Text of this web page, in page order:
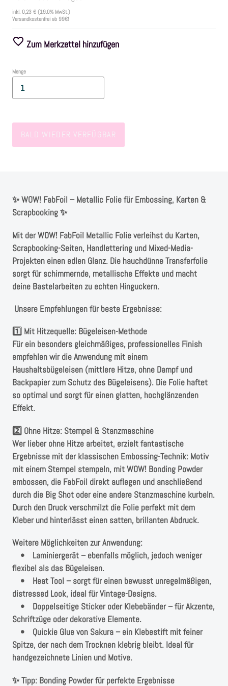
Frühling/Ostern
SALE
Instagram
Kranzliebe
inkl. 0,23 € (19.0% MwSt.)
Versandkostenfrei ab 99€!
Zum Merkzettel hinzufügen
Menge
BALD WIEDER VERFÜGBAR
✨ WOW! FabFoil – Metallic Folie für Embossing, Karten &
Scrapbooking ✨
Mit der WOW! FabFoil Metallic Folie verleihst du Karten,
Scrapbooking-Seiten, Handlettering und Mixed-Media-
Projekten einen edlen Glanz. Die hauchdünne Transferfolie
sorgt für schimmernde, metallische Effekte und macht
deine Bastelarbeiten zu echten Hinguckern.
Unsere Empfehlungen für beste Ergebnisse:
1️⃣ Mit Hitzequelle: Bügeleisen-Methode
Für ein besonders gleichmäßiges, professionelles Finish
empfehlen wir die Anwendung mit einem
Haushaltsbügeleisen (mittlere Hitze, ohne Dampf und
Backpapier zum Schutz des Bügeleisens). Die Folie haftet
so optimal und sorgt für einen glatten, hochglänzenden
Effekt.
2️⃣ Ohne Hitze: Stempel & Stanzmaschine
Wer lieber ohne Hitze arbeitet, erzielt fantastische
Ergebnisse mit der klassischen Embossing-Technik: Motiv
mit einem Stempel stempeln, mit WOW! Bonding Powder
embossen, die FabFoil direkt auflegen und anschließend
durch die Big Shot oder eine andere Stanzmaschine kurbeln.
Durch den Druck verschmilzt die Folie perfekt mit dem
Kleber und hinterlässt einen satten, brillanten Abdruck.
Weitere Möglichkeiten zur Anwendung:
• Laminiergerät – ebenfalls möglich, jedoch weniger
flexibel als das Bügeleisen.
• Heat Tool – sorgt für einen bewusst unregelmäßigen,
distressed Look, ideal für Vintage-Designs.
• Doppelseitige Sticker oder Klebebänder – für Akzente,
Schriftzüge oder dekorative Elemente.
• Quickie Glue von Sakura – ein Klebestift mit feiner
Spitze, der nach dem Trocknen klebrig bleibt. Ideal für
handgezeichnete Linien und Motive.
✨ Tipp: Bonding Powder für perfekte Ergebnisse